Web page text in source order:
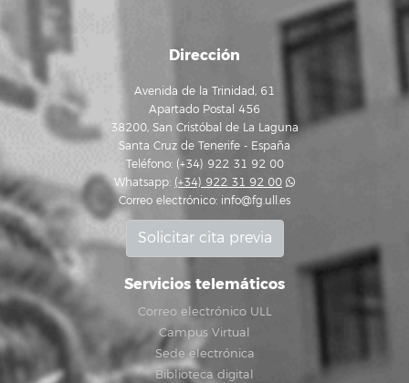
Dirección
Avenida de la Trinidad, 61
Apartado Postal 456
38200, San Cristóbal de La Laguna
Santa Cruz de Tenerife - España
Teléfono: (+34) 922 31 92 00
Whatsapp: (+34) 922 31 92 00
Correo electrónico: info@fg.ull.es
Solicitar cita previa
Servicios telemáticos
Correo electrónico ULL
Campus Virtual
Sede electrónica
Biblioteca digital